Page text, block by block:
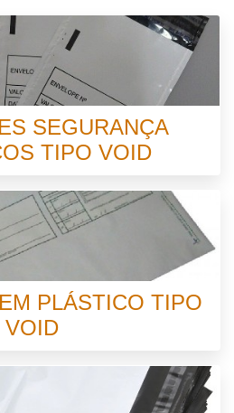
SEGURANÇA
TIPO VOID
PLÁSTICO TIPO
VOID